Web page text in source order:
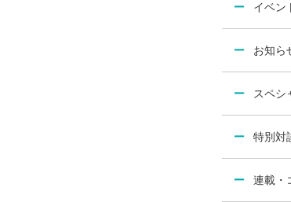
イベン
お知ら
スペシ
特別対
連載・